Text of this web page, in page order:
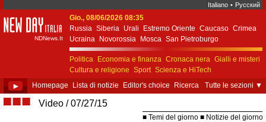
Italiano • Русский
New Day Italia
NDNews.It
Gio., 08/06/2026 08:35
Russia Siberia Urali Estremo Oriente Caucaso Crimea
Ucraina
Novorossia Mosca San Pietroburgo
Ekaterinburgo Kiev Simferopol
Sebastopoli
Politica
Economia e finanza Cronaca nera Gialli e misteri
Cultura e religione Sport Scienza e HiTech
Costume e società
Unione Europea
► Homepage Lista di notizie Editor's choice Ricerca Tutte le sezioni ▼
■■■ Video 07/27/15
Temi del giorno Notizie del giorno